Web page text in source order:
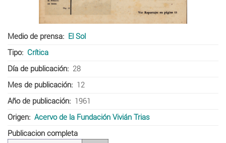
Medio de prensa
El Sol
Tipo
Crítica
Día de publicación
28
Mes de publicación
12
Año de publicación
1961
Origen
Acervo de la Fundación Vivián Trias
Publicacion completa